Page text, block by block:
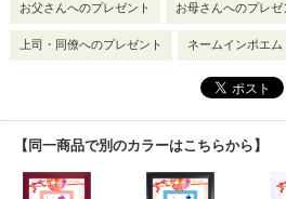
お父さんへのプレゼント お母さんへのプレゼ
上司・同僚へのプレゼント ネームインポエム
【同一商品で別のカラーはこちらから】